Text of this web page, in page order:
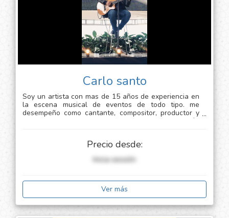
Carlo santo
Soy un artista con mas de 15 años de experiencia en
la escena musical de eventos de todo tipo. me
desempeño como cantante, compositor, productor y
multi instrumentista (guitarra, piano, bajo, percusión
importante es que el cliente se sienta feliz de tener
un buen show musical en su evento. dame la
oportunidad de acompañarte en tu evento y disfrutar
Precio desde:
Inicia sessión
Ver más